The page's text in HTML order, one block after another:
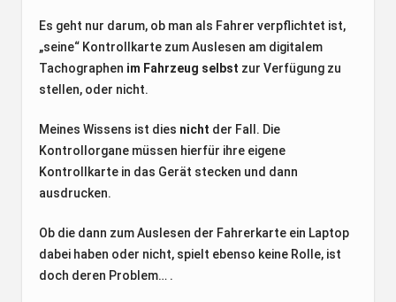
Es geht nur darum, ob man als Fahrer verpflichtet ist,
„seine“ Kontrollkarte zum Auslesen am digitalem
Tachographen im Fahrzeug selbst zur Verfügung zu
stellen, oder nicht.
Meines Wissens ist dies nicht der Fall. Die
Kontrollorgane müssen hierfür ihre eigene
Kontrollkarte in das Gerät stecken und dann
ausdrucken.
Ob die dann zum Auslesen der Fahrerkarte ein Laptop
dabei haben oder nicht, spielt ebenso keine Rolle, ist
doch deren Problem… .